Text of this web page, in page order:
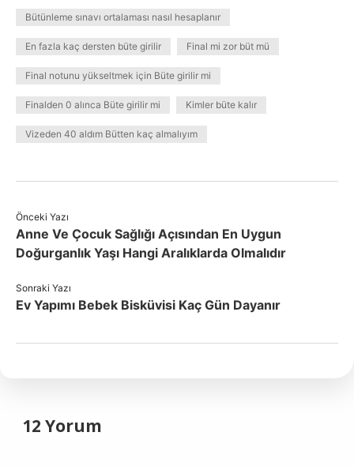
Bütünleme sınavı ortalaması nasıl hesaplanır
En fazla kaç dersten büte girilir Final mi zor büt mü
Final notunu yükseltmek için Büte girilir mi
Finalden 0 alınca Büte girilir mi Kimler büte kalır
Vizeden 40 aldım Bütten kaç almalıyım
Önceki Yazı
Anne Ve Çocuk Sağlığı Açısından En Uygun
Doğurganlık Yaşı Hangi Aralıklarda Olmalıdır
Sonraki Yazı
Ev Yapımı Bebek Bisküvisi Kaç Gün Dayanır
12 Yorum